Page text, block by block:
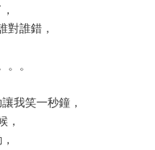
對誰錯，
。。
我笑一秒鐘，
，